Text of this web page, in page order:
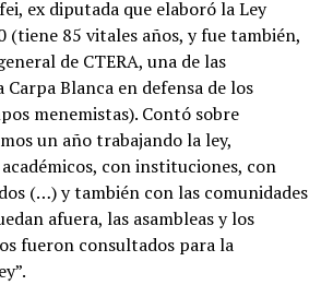
ex diputada que elaboró la Ley
(tiene 85 vitales años, y fue también,
de CTERA, una de las
Blanca en defensa de los
menemistas). Contó sobre
un año trabajando la ley,
con instituciones, con
(…) y también con las comunidades
afuera, las asambleas y los
fueron consultados para la